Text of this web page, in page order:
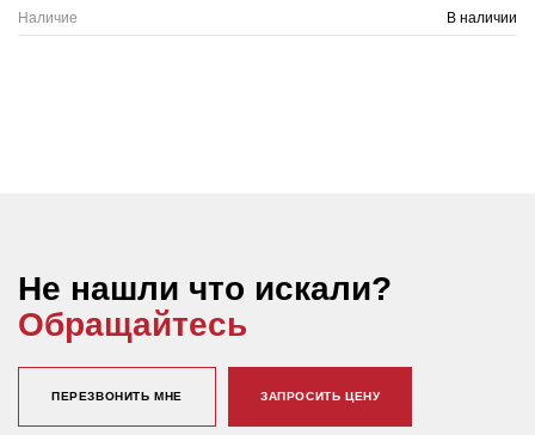
Наличие В наличии
Не нашли что искали?
Обращайтесь
ПЕРЕЗВОНИТЬ МНЕ ЗАПРОСИТЬ ЦЕНУ